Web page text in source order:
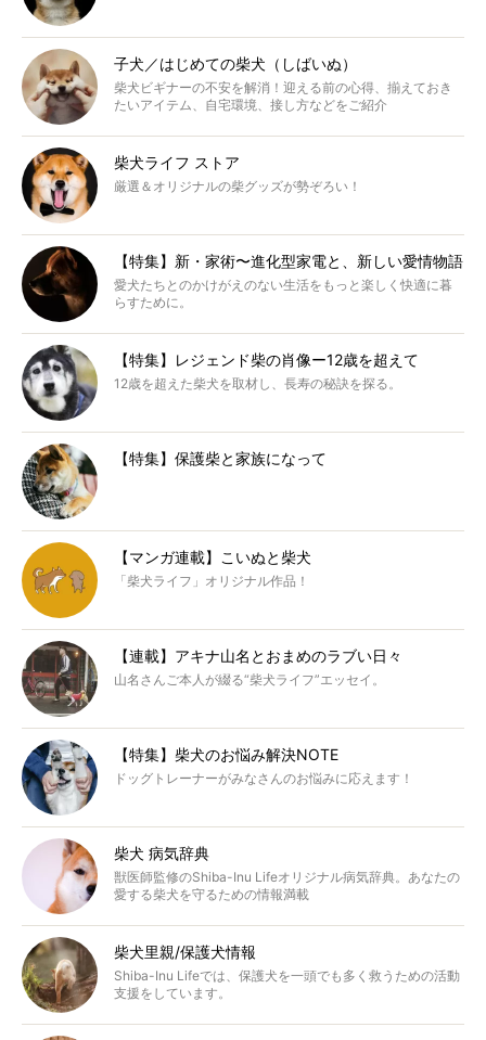
子犬／はじめての柴犬（しばいぬ）
柴犬ビギナーの不安を解消！迎える前の心得、揃えておき
たいアイテム、自宅環境、接し方などをご紹介
柴犬ライフ ストア
厳選＆オリジナルの柴グッズが勢ぞろい！
【特集】新・家術〜進化型家電と、新しい愛情物語
愛犬たちとのかけがえのない生活をもっと楽しく快適に暮
らすために。
【特集】レジェンド柴の肖像ー12歳を超えて
12歳を超えた柴犬を取材し、長寿の秘訣を探る。
【特集】保護柴と家族になって
【マンガ連載】こいぬと柴犬
「柴犬ライフ」オリジナル作品！
【連載】アキナ山名とおまめのラブい日々
山名さんご本人が綴る“柴犬ライフ”エッセイ。
【特集】柴犬のお悩み解決NOTE
ドッグトレーナーがみなさんのお悩みに応えます！
柴犬 病気辞典
獣医師監修のShiba-Inu Lifeオリジナル病気辞典。あなたの
愛する柴犬を守るための情報満載
柴犬里親/保護犬情報
Shiba-Inu Lifeでは、保護犬を一頭でも多く救うための活動
支援をしています。